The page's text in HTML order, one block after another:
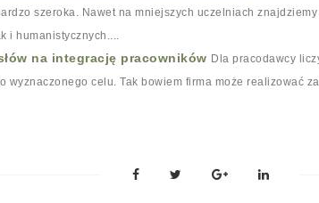
szeroka. Nawet na mniejszych uczelniach
i humanistycznych....
na integrację pracowników Dla pracodawcy
wyznaczonego celu. Tak bowiem firma może realizować